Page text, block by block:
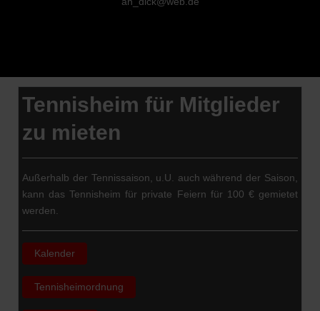
Tennisheim für Mitglieder
zu mieten
Außerhalb der Tennissaison, u.U. auch während der Saison,
kann das Tennisheim für private Feiern für 100 € gemietet
werden.
Kalender
Tennisheimordnung